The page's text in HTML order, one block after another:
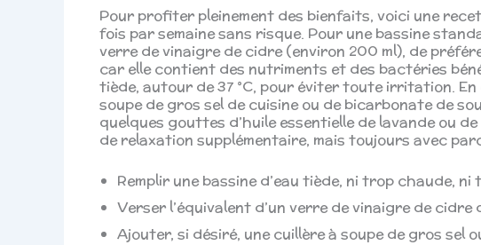
Pour profiter pleinement des bienfaits, voici une
fois par semaine sans risque. Pour une bassine
verre de vinaigre de cidre (environ 200 ml), de
car elle contient des nutriments et des bactéries
tiède, autour de 37 °C, pour éviter toute irritation.
soupe de gros sel de cuisine ou de bicarbonate de
quelques gouttes d’huile essentielle de lavande ou
de relaxation supplémentaire, mais toujours avec
Remplir une bassine d’eau tiède, ni trop chaude,
Verser l’équivalent d’un verre de vinaigre de cidre
Ajouter, si désiré, une cuillère à soupe de gros sel